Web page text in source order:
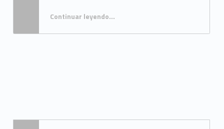
Continuar leyendo…